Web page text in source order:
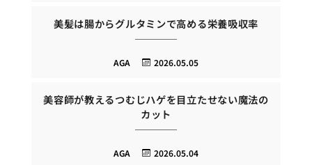
美髪は腸からグルタミンで高める栄養吸収率
2026.05.05
AGA
美容師が教えるつむじハゲを目立たせない魔法の
カット
2026.05.04
AGA